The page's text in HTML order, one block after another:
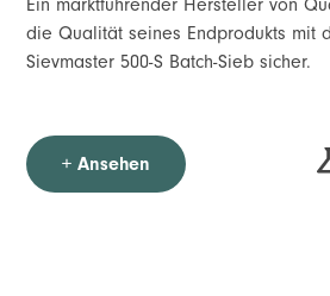
Ein marktführender Hersteller von
die Qualität seines Endprodukts mit
Sievmaster 500-S Batch-Sieb sicher.
+ Ansehen